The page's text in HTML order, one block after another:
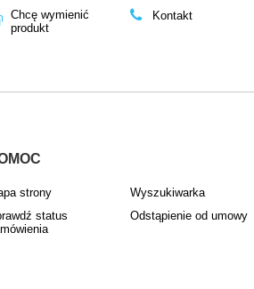
Chcę wymienić
produkt
Kontakt
strony
Wyszukiwarka
status
Odstąpienie od umowy